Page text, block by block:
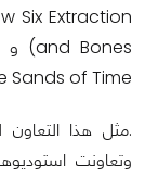
Sands of Time)
.مثل هذا
وتعاونت